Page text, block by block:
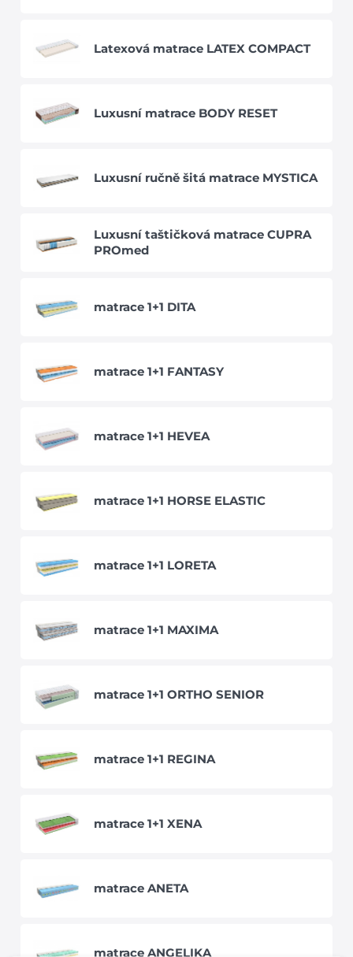
Latexová matrace LATEX COMPACT
Luxusní matrace BODY RESET
Luxusní ručně šitá matrace MYSTICA
Luxusní taštičková matrace CUPRA
PROmed
matrace 1+1 DITA
matrace 1+1 FANTASY
matrace 1+1 HEVEA
matrace 1+1 HORSE ELASTIC
matrace 1+1 LORETA
matrace 1+1 MAXIMA
matrace 1+1 ORTHO SENIOR
matrace 1+1 REGINA
matrace 1+1 XENA
matrace ANETA
matrace ANGELIKA